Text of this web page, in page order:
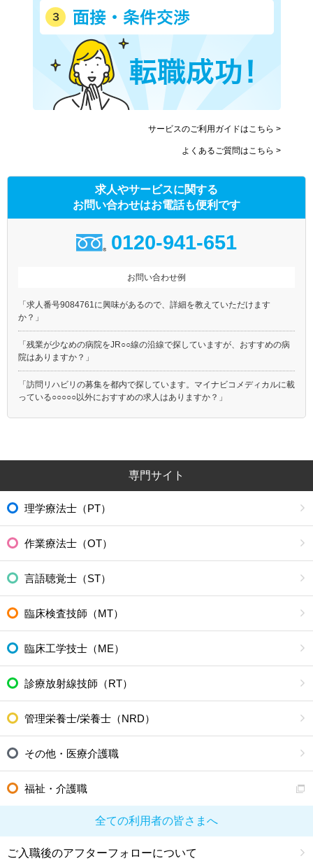
サービスのご利用ガイドはこちら >
よくあるご質問はこちら >
求人やサービスに関する
お問い合わせはお電話も便利です
0120-941-651
お問い合わせ例
「求人番号9084761に興味があるので、詳細を教えていただけます
か？」
「残業が少なめの病院をJR○○線の沿線で探していますが、おすすめの病
院はありますか？」
「訪問リハビリの募集を都内で探しています。マイナビコメディカルに載
っている○○○○○以外におすすめの求人はありますか？」
専門サイト
理学療法士（PT）
作業療法士（OT）
言語聴覚士（ST）
臨床検査技師（MT）
臨床工学技士（ME）
診療放射線技師（RT）
管理栄養士/栄養士（NRD）
その他・医療介護職
福祉・介護職
全ての利用者の皆さまへ
ご入職後のアフターフォローについて